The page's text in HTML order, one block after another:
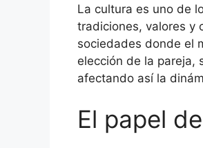
La cultura es uno de
tradiciones, valores y
sociedades donde el
elección de la pareja,
afectando así la
El papel